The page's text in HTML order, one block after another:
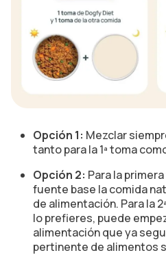
Opción 1: Mezclar
tanto para la 1ª toma
Opción 2: Para la
fuente base la comida
de alimentación. Para la
lo prefieres, puede
alimentación que ya
pertinente de alimentos